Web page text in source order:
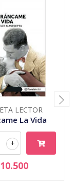
LECTOR
La Vida
+